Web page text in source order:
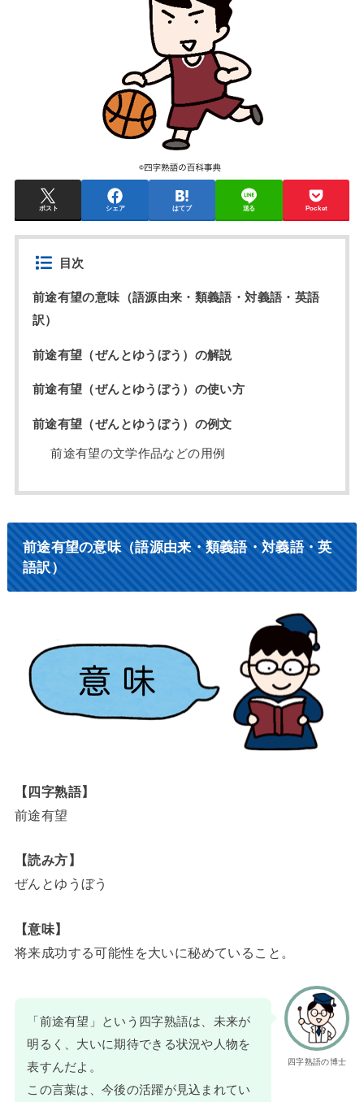
ポスト シェア はてブ 送る Pocket
目次
前途有望の意味（語源由来・類義語・対義語・英語
訳）
前途有望（ぜんとゆうぼう）の解説
前途有望（ぜんとゆうぼう）の使い方
前途有望（ぜんとゆうぼう）の例文
前途有望の文学作品などの用例
前途有望の意味（語源由来・類義語・対義語・英
語訳）
【四字熟語】
前途有望
【読み方】
ぜんとゆうぼう
【意味】
将来成功する可能性を大いに秘めていること。
四字熟語の博士
「前途有望」という四字熟語は、未来が
明るく、大いに期待できる状況や人物を
表すんだよ。
この言葉は、今後の活躍が見込まれてい